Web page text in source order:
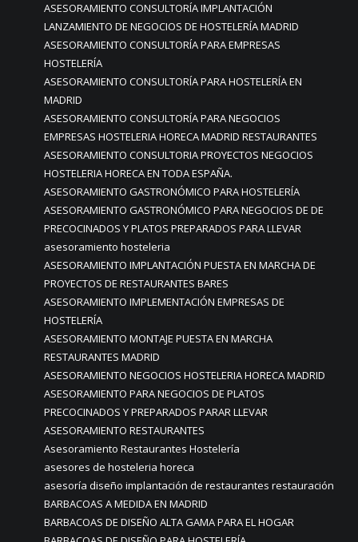
ASESORAMIENTO CONSULTORÍA IMPLANTACIÓN
LANZAMIENTO DE NEGOCIOS DE HOSTELERÍA MADRID
ASESORAMIENTO CONSULTORÍA PARA EMPRESAS
HOSTELERÍA
ASESORAMIENTO CONSULTORÍA PARA HOSTELERÍA EN
MADRID
ASESORAMIENTO CONSULTORÍA PARA NEGOCIOS
EMPRESAS HOSTELERIA HORECA MADRID RESTAURANTES
ASESORAMIENTO CONSULTORIA PROYECTOS NEGOCIOS
HOSTELERIA HORECA EN TODA ESPAÑA.
ASESORAMIENTO GASTRONÓMICO PARA HOSTELERÍA
ASESORAMIENTO GASTRONÓMICO PARA NEGOCIOS DE DE
PRECOCINADOS Y PLATOS PREPARADOS PARA LLEVAR
asesoramiento hosteleria
ASESORAMIENTO IMPLANTACIÓN PUESTA EN MARCHA DE
PROYECTOS DE RESTAURANTES BARES
ASESORAMIENTO IMPLEMENTACIÓN EMPRESAS DE
HOSTELERÍA
ASESORAMIENTO MONTAJE PUESTA EN MARCHA
RESTAURANTES MADRID
ASESORAMIENTO NEGOCIOS HOSTELERIA HORECA MADRID
ASESORAMIENTO PARA NEGOCIOS DE PLATOS
PRECOCINADOS Y PREPARADOS PARAR LLEVAR
ASESORAMIENTO RESTAURANTES
Asesoramiento Restaurantes Hostelería
asesores de hosteleria horeca
asesoría diseño implantación de restaurantes restauración
BARBACOAS A MEDIDA EN MADRID
BARBACOAS DE DISEÑO ALTA GAMA PARA EL HOGAR